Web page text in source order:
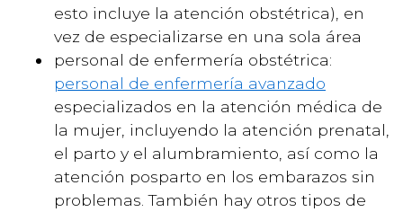
esto incluye la atención obstétrica), en
vez de especializarse en una sola área
personal de enfermería obstétrica:
personal de enfermería avanzado
especializados en la atención médica de
la mujer, incluyendo la atención prenatal,
el parto y el alumbramiento, así como la
atención posparto en los embarazos sin
problemas. También hay otros tipos de